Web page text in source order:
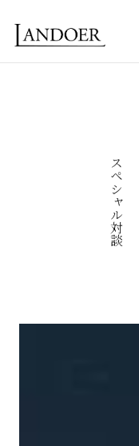
スペシャル対談